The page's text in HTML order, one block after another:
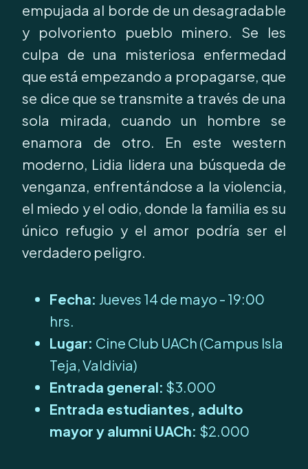
empujada al borde de un desagradable
y polvoriento pueblo minero. Se les
culpa de una misteriosa enfermedad
que está empezando a propagarse, que
se dice que se transmite a través de una
sola mirada, cuando un hombre se
enamora de otro. En este western
moderno, Lidia lidera una búsqueda de
venganza, enfrentándose a la violencia,
el miedo y el odio, donde la familia es su
único refugio y el amor podría ser el
verdadero peligro.
Fecha: Jueves 14 de mayo - 19:00
hrs.
Lugar: Cine Club UACh (Campus Isla
Teja, Valdivia)
Entrada general: $3.000
Entrada estudiantes, adulto
mayor y alumni UACh: $2.000